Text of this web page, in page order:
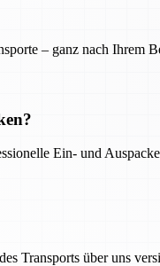
– ganz nach Ihrem
Ein- und
Transports über uns